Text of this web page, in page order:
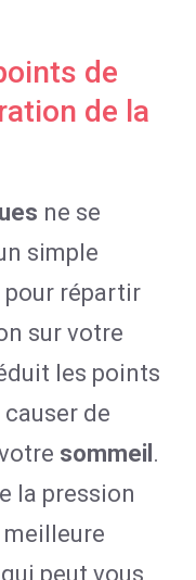
de
de la
ne se
simple
répartir
sur votre
les points
de
sommeil .
la pression
peut vous